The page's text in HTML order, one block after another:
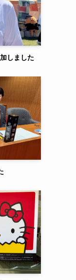
しました